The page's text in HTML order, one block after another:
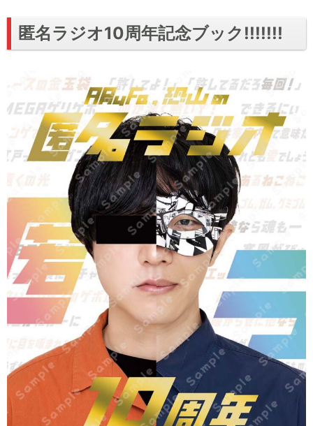
匿名ラジオ10周年記念ブック!!!!!!!